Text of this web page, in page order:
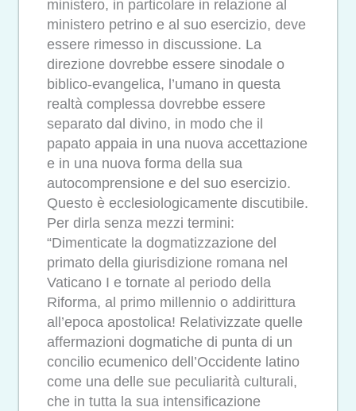
ministero, in particolare in relazione al
ministero petrino e al suo esercizio, deve
essere rimesso in discussione. La
direzione dovrebbe essere sinodale o
biblico-evangelica, l’umano in questa
realtà complessa dovrebbe essere
separato dal divino, in modo che il
papato appaia in una nuova accettazione
e in una nuova forma della sua
autocomprensione e del suo esercizio.
Questo è ecclesiologicamente discutibile.
Per dirla senza mezzi termini:
“Dimenticate la dogmatizzazione del
primato della giurisdizione romana nel
Vaticano I e tornate al periodo della
Riforma, al primo millennio o addirittura
all’epoca apostolica! Relativizzate quelle
affermazioni dogmatiche di punta di un
concilio ecumenico dell’Occidente latino
come una delle sue peculiarità culturali,
che in tutta la sua intensificazione